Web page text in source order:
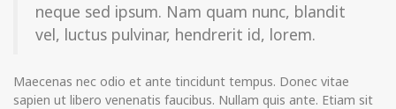
neque sed ipsum. Nam quam nunc, blandit
vel, luctus pulvinar, hendrerit id, lorem.
Maecenas nec odio et ante tincidunt tempus. Donec vitae
sapien ut libero venenatis faucibus. Nullam quis ante. Etiam sit